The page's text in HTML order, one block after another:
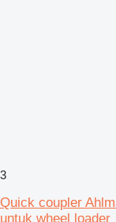
3
Quick coupler
untuk wheel loader